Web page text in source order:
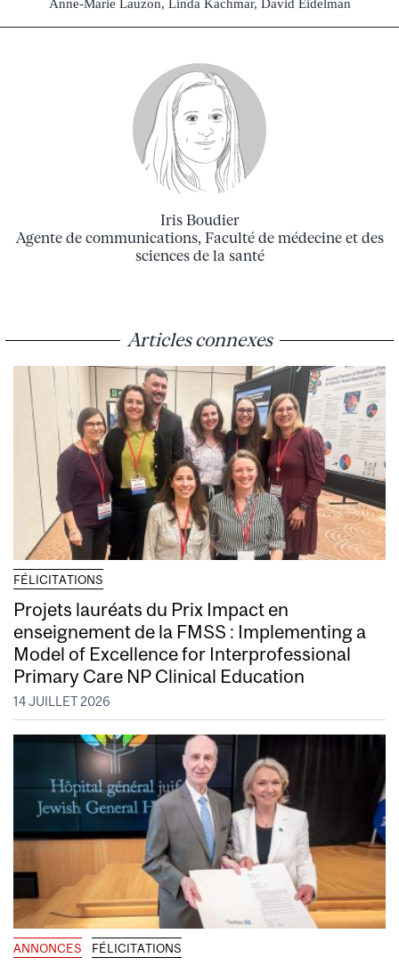
Anne-Marie Lauzon, Linda Kachmar, David Eidelman
Iris Boudier
Agente de communications, Faculté de médecine et des
sciences de la santé
Articles connexes
FÉLICITATIONS
Projets lauréats du Prix Impact en
enseignement de la FMSS : Implementing a
Model of Excellence for Interprofessional
Primary Care NP Clinical Education
14 JUILLET 2026
ANNONCES FÉLICITATIONS